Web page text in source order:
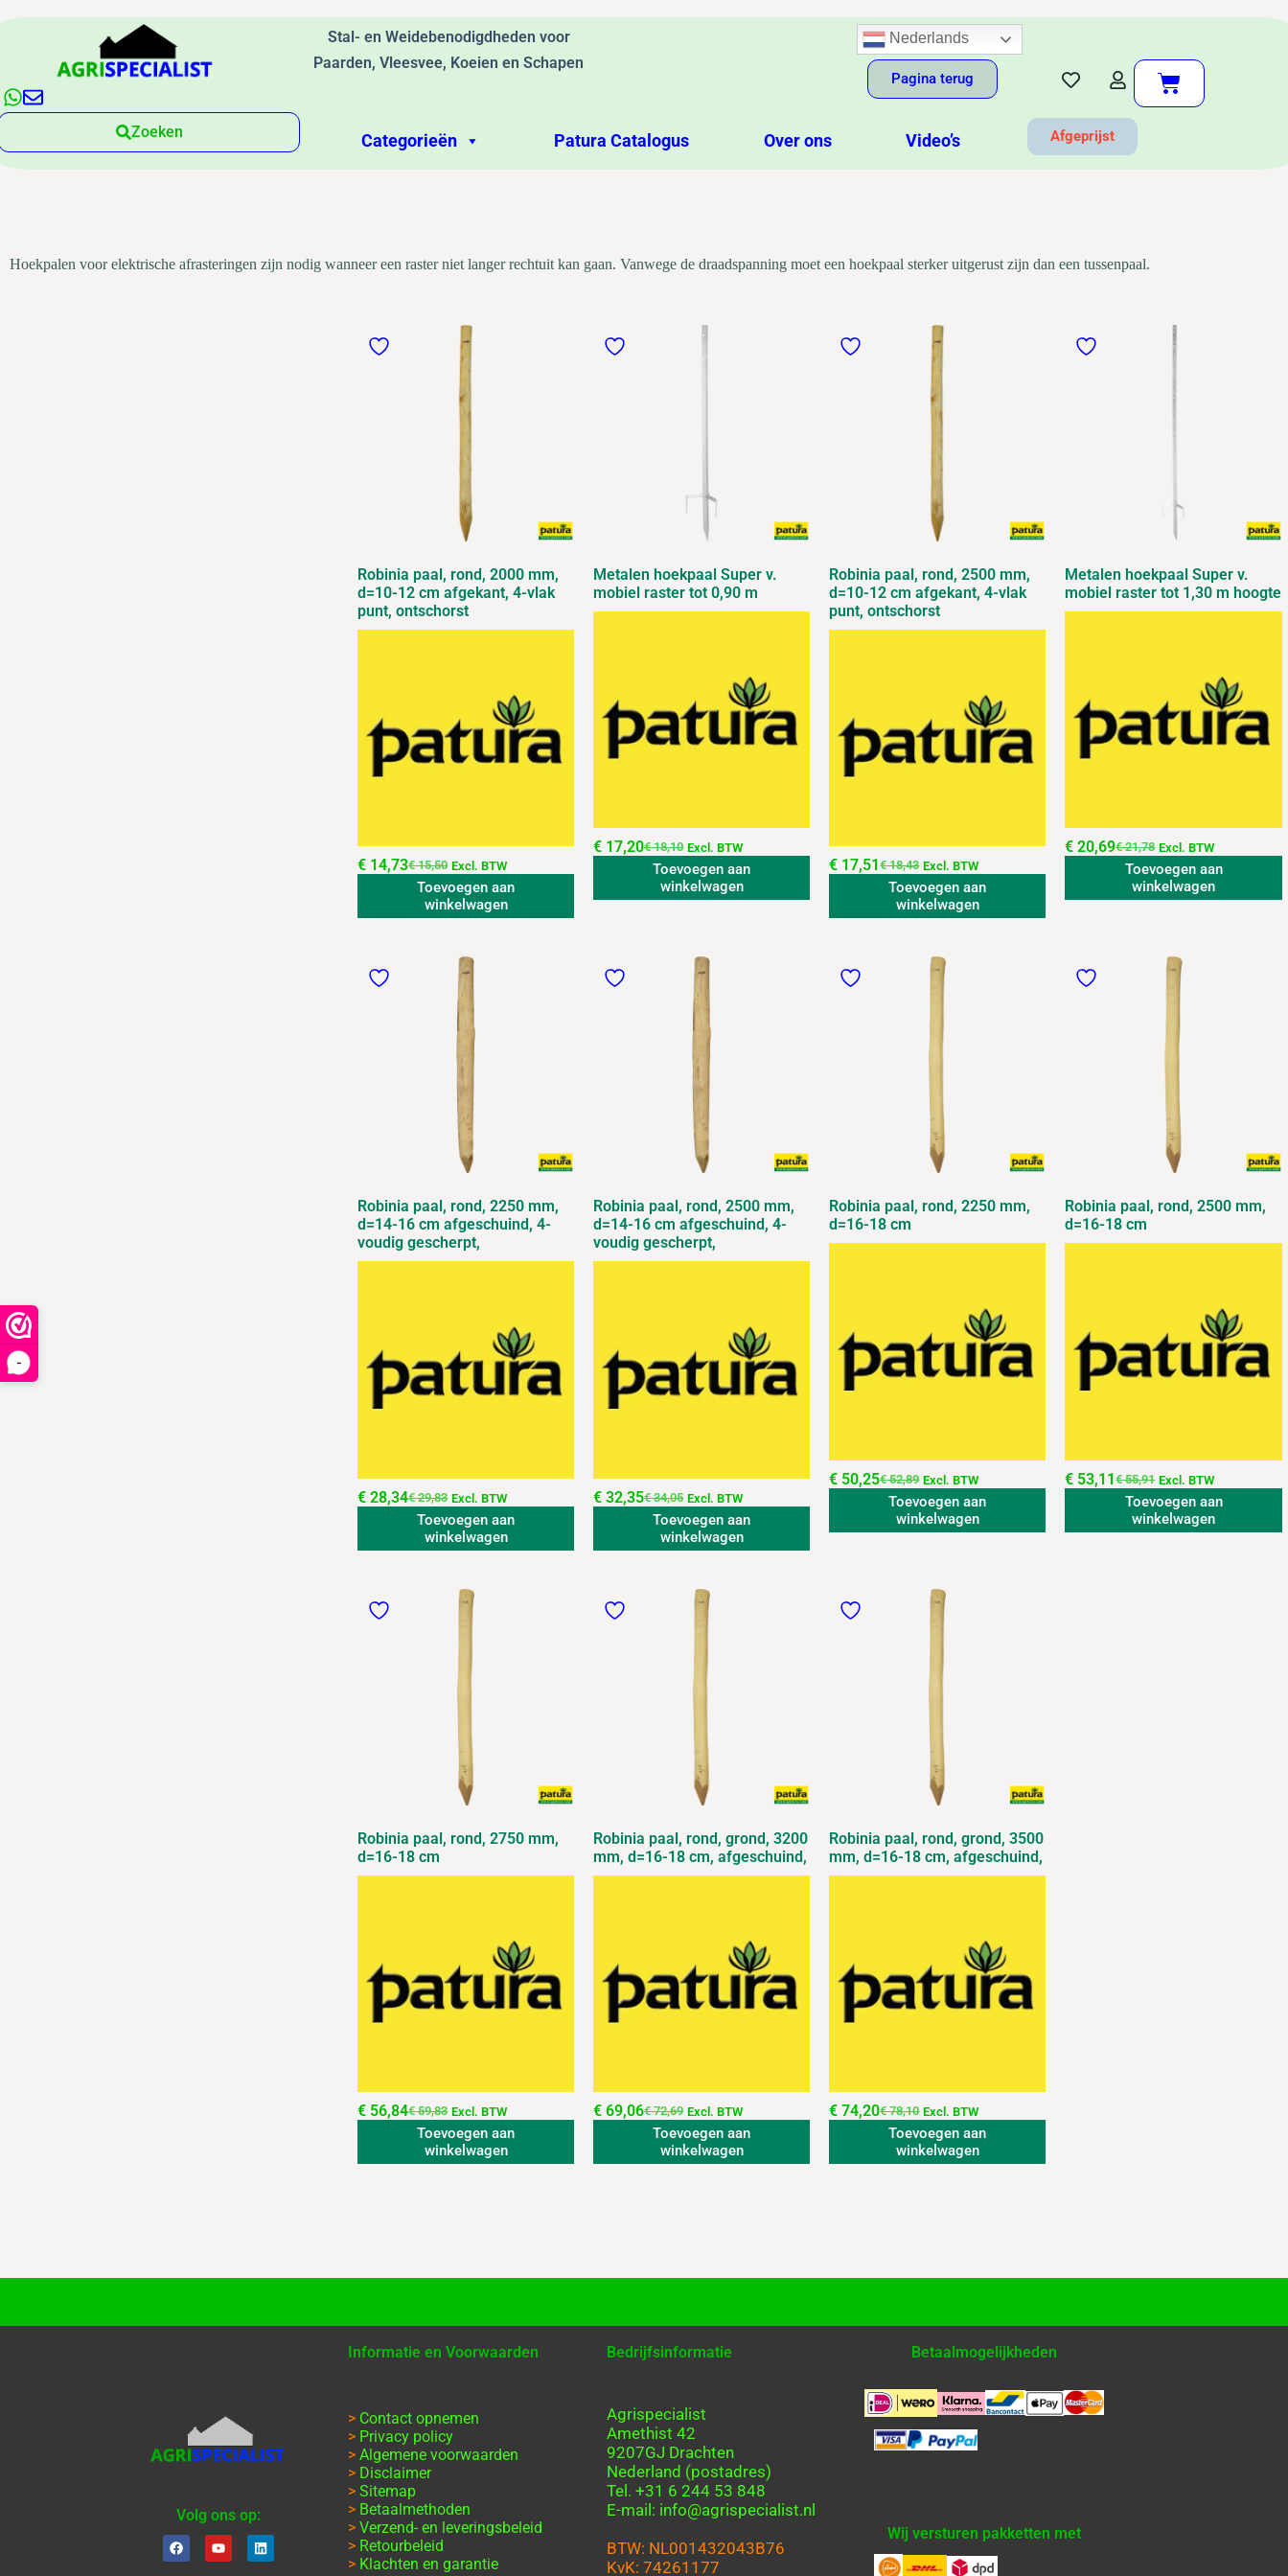
-
Stal- en Weidebenodigdheden voor
Paarden, Vleesvee, Koeien en Schapen
Nederlands
Pagina terug
Zoeken Categorieën Patura Catalogus Over ons Video’s Afgeprijst
Hoekpalen voor elektrische afrasteringen zijn nodig wanneer een raster niet langer rechtuit kan gaan. Vanwege de draadspanning moet een hoekpaal sterker uitgerust zijn dan een tussenpaal.
Robinia paal, rond, 2000 mm,
d=10-12 cm afgekant, 4-vlak
punt, ontschorst
€15,50
€ 14,73 Excl. BTW
Toevoegen aan
winkelwagen
Metalen hoekpaal Super v.
mobiel raster tot 0,90 m
€18,10
€ 17,20 Excl. BTW
Toevoegen aan
winkelwagen
Robinia paal, rond, 2500 mm,
d=10-12 cm afgekant, 4-vlak
punt, ontschorst
€18,43
€ 17,51 Excl. BTW
Toevoegen aan
winkelwagen
Metalen hoekpaal Super v.
mobiel raster tot 1,30 m hoogte
€21,78
€ 20,69 Excl. BTW
Toevoegen aan
winkelwagen
Robinia paal, rond, 2250 mm,
d=14-16 cm afgeschuind, 4-
voudig gescherpt,
€29,83
€ 28,34 Excl. BTW
Toevoegen aan
winkelwagen
Robinia paal, rond, 2500 mm,
d=14-16 cm afgeschuind, 4-
voudig gescherpt,
€34,05
€ 32,35 Excl. BTW
Toevoegen aan
winkelwagen
Robinia paal, rond, 2250 mm,
d=16-18 cm
€52,89
€ 50,25 Excl. BTW
Toevoegen aan
winkelwagen
Robinia paal, rond, 2500 mm,
d=16-18 cm
€55,91
€ 53,11 Excl. BTW
Toevoegen aan
winkelwagen
Robinia paal, rond, 2750 mm,
d=16-18 cm
€59,83
€ 56,84 Excl. BTW
Toevoegen aan
winkelwagen
Robinia paal, rond, grond, 3200
mm, d=16-18 cm, afgeschuind,
€72,69
€ 69,06 Excl. BTW
Toevoegen aan
winkelwagen
Robinia paal, rond, grond, 3500
mm, d=16-18 cm, afgeschuind,
€78,10
€ 74,20 Excl. BTW
Toevoegen aan
winkelwagen
Volg ons op:
Informatie en Voorwaarden
> Contact opnemen
> Privacy policy
>Algemene voorwaarden
> Disclaimer
>Sitemap
> Betaalmethoden
>Verzend- en leveringsbeleid
> Retourbeleid
> Klachten en garantie
Bedrijfsinformatie
Agrispecialist
Amethist 42
9207GJ Drachten
Nederland (postadres)
Tel. +31 6 244 53 848
E-mail: info@agrispecialist.nl
BTW: NL001432043B76
KvK: 74261177
Betaalmogelijkheden
Wij versturen pakketten met